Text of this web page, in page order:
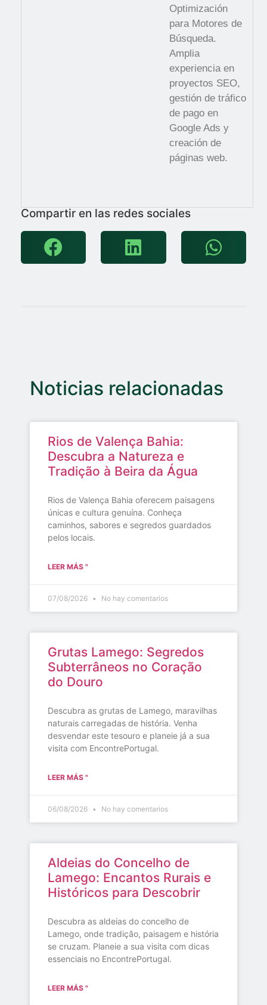
Optimización
para Motores de
Búsqueda.
Amplia
experiencia en
proyectos SEO,
gestión de tráfico
de pago en
Google Ads y
creación de
páginas web.
Compartir en las redes sociales
Noticias relacionadas
Rios de Valença Bahia:
Descubra a Natureza e
Tradição à Beira da Água
Rios de Valença Bahia oferecem paisagens
únicas e cultura genuína. Conheça
caminhos, sabores e segredos guardados
pelos locais.
LEER MÁS "
07/08/2026 No hay comentarios
Grutas Lamego: Segredos
Subterrâneos no Coração
do Douro
Descubra as grutas de Lamego, maravilhas
naturais carregadas de história. Venha
desvendar este tesouro e planeie já a sua
visita com EncontrePortugal.
LEER MÁS "
06/08/2026 No hay comentarios
Aldeias do Concelho de
Lamego: Encantos Rurais e
Históricos para Descobrir
Descubra as aldeias do concelho de
Lamego, onde tradição, paisagem e história
se cruzam. Planeie a sua visita com dicas
essenciais no EncontrePortugal.
LEER MÁS "